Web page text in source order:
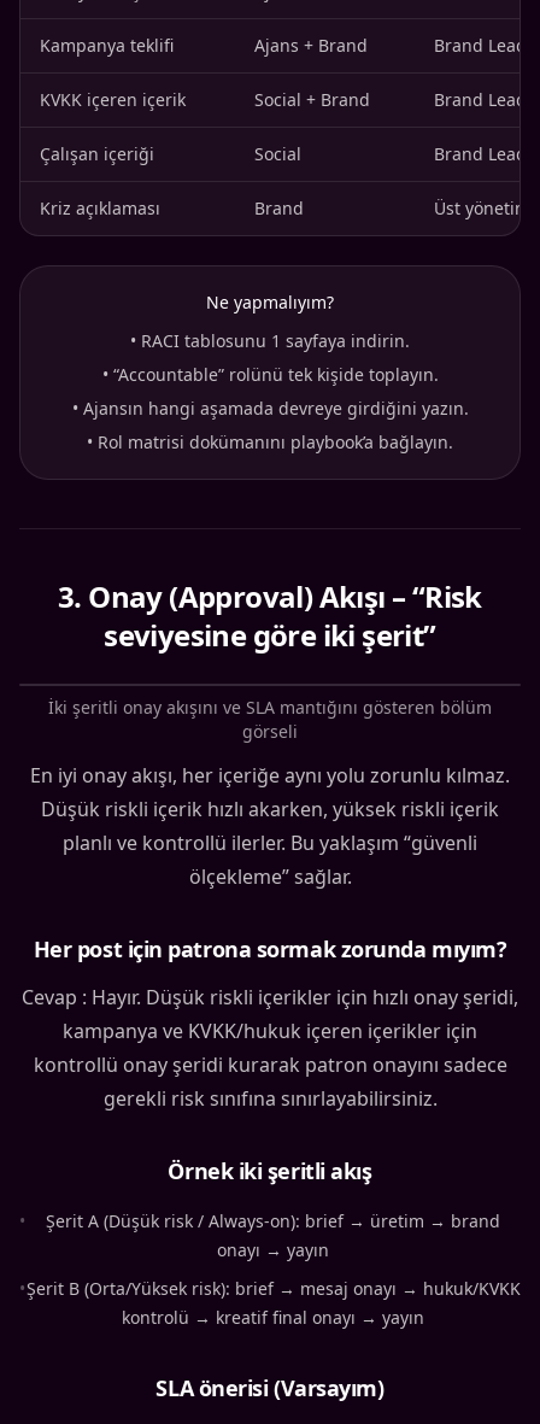
Kampanya teklifi Ajans + Brand Brand Lead
KVKK içeren içerik Social + Brand Brand Lead
Çalışan içeriği Social Brand Lead
Kriz açıklaması Brand Üst yönetim
Ne yapmalıyım?
• RACI tablosunu 1 sayfaya indirin.
• “Accountable” rolünü tek kişide toplayın.
• Ajansın hangi aşamada devreye girdiğini yazın.
• Rol matrisi dokümanını playbook’a bağlayın.
3. Onay (Approval) Akışı – “Risk
seviyesine göre iki şerit”
İki şeritli onay akışını ve SLA mantığını gösteren bölüm
görseli
En iyi onay akışı, her içeriğe aynı yolu zorunlu kılmaz.
Düşük riskli içerik hızlı akarken, yüksek riskli içerik
planlı ve kontrollü ilerler. Bu yaklaşım “güvenli
ölçekleme” sağlar.
Her post için patrona sormak zorunda mıyım?
Cevap : Hayır. Düşük riskli içerikler için hızlı onay şeridi,
kampanya ve KVKK/hukuk içeren içerikler için
kontrollü onay şeridi kurarak patron onayını sadece
gerekli risk sınıfına sınırlayabilirsiniz.
Örnek iki şeritli akış
•
Şerit A (Düşük risk / Always-on): brief → üretim → brand
onayı → yayın
•Şerit B (Orta/Yüksek risk): brief → mesaj onayı → hukuk/KVKK
kontrolü → kreatif final onayı → yayın
SLA önerisi (Varsayım)